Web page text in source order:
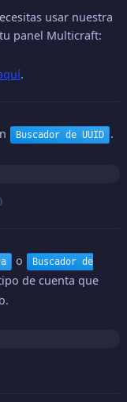
usar nuestra
panel Multicraft:
.
Buscador de UUID .
o
Buscador de
de cuenta que